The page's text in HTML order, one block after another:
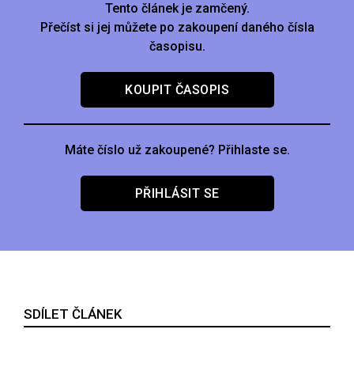
Tento článek je zamčený.
Přečíst si jej můžete po zakoupení daného čísla
časopisu.
KOUPIT ČASOPIS
Máte číslo už zakoupené? Přihlaste se.
PŘIHLÁSIT SE
SDÍLET ČLÁNEK